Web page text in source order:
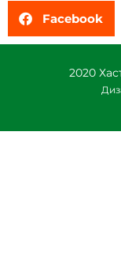
Facebook
2020